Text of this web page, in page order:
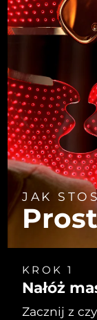
JAK
KROK 1
Nałóż
Zacznij z